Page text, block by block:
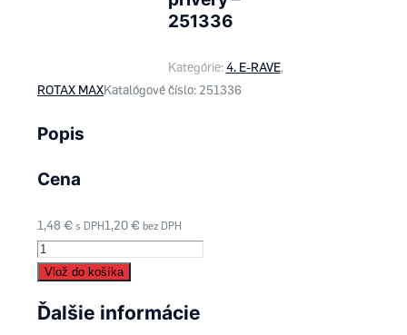
251336
Kategórie:4. E-RAVE,
ROTAX MAXKatalógové číslo: 251336
Popis
Cena
1,48 € s DPH1,20€ bez DPH
množstvo
45
Podložka
Vlož do košíka
Ďalšie informácie